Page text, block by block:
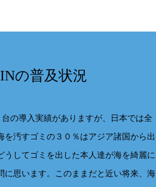
の普及状況
の導入実績がありますが、日本では全
を汚すゴミの３０％はアジア諸国から出
うしてゴミを出した本人達が海を綺麗に
に思います。このままだと近い将来、海